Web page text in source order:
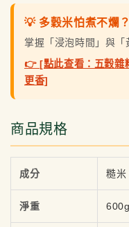
💡 多穀米怕煮不爛
掌握「浸泡時間」與「
👉 [點此查看：五穀雜
更香]
商品規格
成分 糙米
淨重 600g